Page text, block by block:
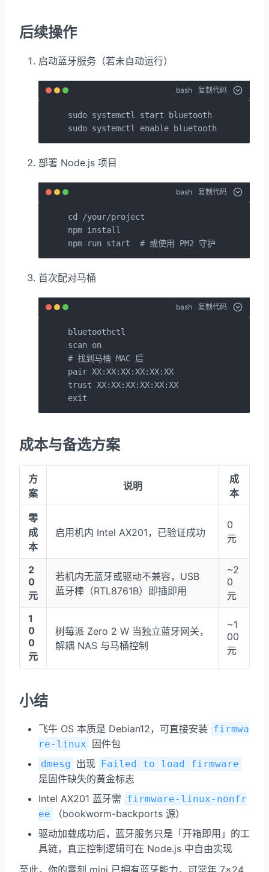
后续操作
启动蓝牙服务（若未自动运行）
bash 复制代码
sudo systemctl start bluetooth
sudo systemctl enable bluetooth
部署 Node.js 项目
bash 复制代码
cd /your/project
npm install
npm run start  # 或使用 PM2 守护
首次配对马桶
bash 复制代码
bluetoothctl
scan on
# 找到马桶 MAC 后
pair XX:XX:XX:XX:XX:XX
trust XX:XX:XX:XX:XX:XX
exit
成本与备选方案
方
案
说明
成
本
零
成
本
启用机内 Intel AX201，已验证成功
0
元
2
0
元
若机内无蓝牙或驱动不兼容，USB
蓝牙棒（RTL8761B）即插即用
~2
0
元
1
0
0
元
树莓派 Zero 2 W 当独立蓝牙网关，
解耦 NAS 与马桶控制
~1
00
元
小结
飞牛 OS 本质是 Debian12，可直接安装 firmwa
re-linux
固件包
dmesg 出现 Failed to load firmware
是固件缺失的黄金标志
Intel AX201 蓝牙需 firmware-linux-nonfr
ee
（bookworm-backports 源）
驱动加载成功后，蓝牙服务只是「开箱即用」的工
具链，真正控制逻辑可在 Node.js 中自由实现
至此，你的零刻 mini 已拥有蓝牙能力，可常年 7×24